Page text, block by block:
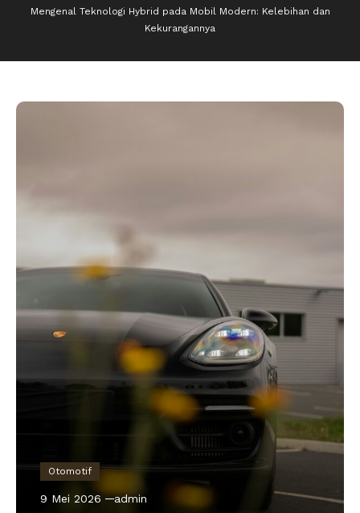
Mengenal Teknologi Hybrid pada Mobil Modern: Kelebihan dan
Kekurangannya
Otomotif
9 Mei 2026 admin